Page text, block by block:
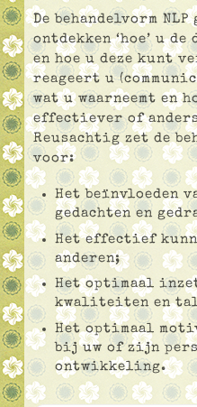
De behandelvorm
ontdekken ‘hoe’ u
en hoe u deze kunt
reageert u
wat u waarneemt en
effectiever of
Reusachtig zet de
voor:
Het beïnvloeden
gedachten en
Het effectief
anderen;
Het optimaal
kwaliteiten en
Het optimaal
bij uw of zijn
ontwikkeling.